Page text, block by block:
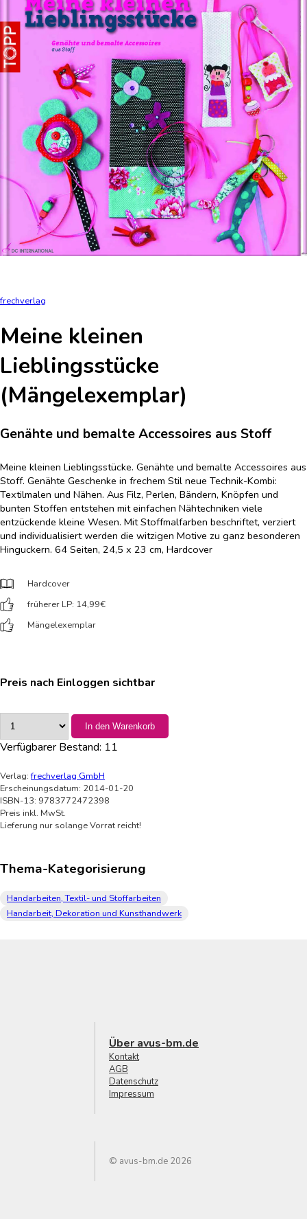
frechverlag
Meine kleinen
Lieblingsstücke
(Mängelexemplar)
Genähte und bemalte Accessoires aus Stoff
Meine kleinen Lieblingsstücke. Genähte und bemalte Accessoires aus
Stoff. Genähte Geschenke in frechem Stil neue Technik-Kombi:
Textilmalen und Nähen. Aus Filz, Perlen, Bändern, Knöpfen und
bunten Stoffen entstehen mit einfachen Nähtechniken viele
entzückende kleine Wesen. Mit Stoffmalfarben beschriftet, verziert
und individualisiert werden die witzigen Motive zu ganz besonderen
Hinguckern. 64 Seiten, 24,5 x 23 cm, Hardcover
Hardcover
früherer LP: 14,99€
Mängelexemplar
Preis nach Einloggen sichtbar
In den Warenkorb
Verfügbarer Bestand: 11
Verlag:frechverlag GmbH
Erscheinungsdatum: 2014-01-20
ISBN-13: 9783772472398
Preis inkl. MwSt.
Lieferung nur solange Vorrat reicht!
Thema-Kategorisierung
Handarbeiten, Textil- und Stoffarbeiten
Handarbeit, Dekoration und Kunsthandwerk
Über avus-bm.de
Kontakt
AGB
Datenschutz
Impressum
© avus-bm.de 2026